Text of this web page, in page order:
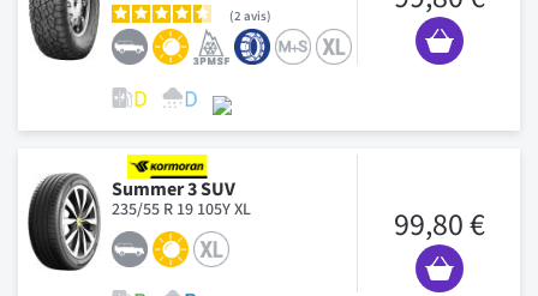
2 avis
Summer 3 SUV
235/55 R 19 105Y XL 99,80 €